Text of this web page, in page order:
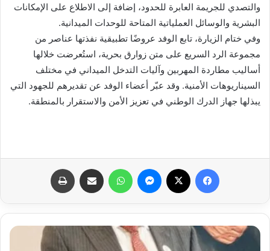
والتصدي للجريمة العابرة للحدود، إضافة إلى الاطلاع على الإمكانات
البشرية والوسائل العملياتية المتاحة للوحدات الميدانية.
وفي ختام الزيارة، تابع الوفد عروضًا تطبيقية نفذتها عناصر من
مجموعة الرد السريع على متن زوارق بحرية، استُعرضت خلالها
أساليب مطاردة المهربين وآليات التدخل الميداني في مختلف
السيناريوهات الأمنية. وقد عبّر أعضاء الوفد عن تقديرهم للجهود التي
يبذلها جهاز الدرك الوطني في تعزيز الأمن والاستقرار بالمنطقة.
فيسبوك ماسنجر واتساب مشاركة عبر البريد